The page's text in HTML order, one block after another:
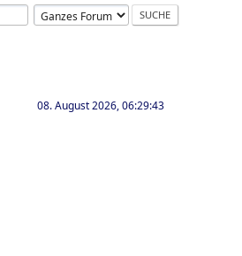
08. August 2026, 06:29:43